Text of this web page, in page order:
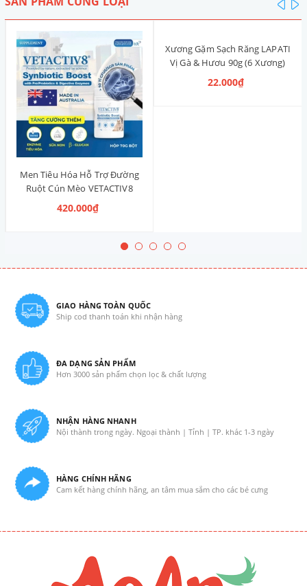
Men Tiêu Hóa Hỗ Trợ Đường
Ruột Cún Mèo VETACTIV8
Synbiotic Boost Úc 70g
420.000₫
Xương Gặm Sạch Răng LAPATI
Vị Gà & Hươu 90g (6 Xương)
22.000₫
GIAO HÀNG TOÀN QUỐC
Ship cod thanh toán khi nhận hàng
ĐA DẠNG SẢN PHẨM
Hơn 3000 sản phẩm chọn lọc & chất lượng
NHẬN HÀNG NHANH
Nội thành trong ngày. Ngoại thành | Tỉnh | TP. khác 1-3 ngày
HÀNG CHÍNH HÃNG
Cam kết hàng chính hãng, an tâm mua sắm cho các bé cưng